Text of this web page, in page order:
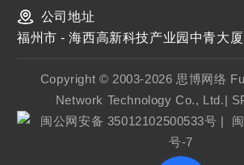
公司地址
福州市 - 海西高新科技产业园中青大
Copyright © 2003-2026 思博网络
Network Technology Co., Ltd.|
闽公网安备 35012102500533号 |
号-7